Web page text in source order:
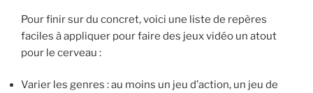
Pour finir sur du concret, voici une liste de repères
faciles à appliquer pour faire des jeux vidéo un atout
pour le cerveau :
Varier les genres : au moins un jeu d’action, un jeu de